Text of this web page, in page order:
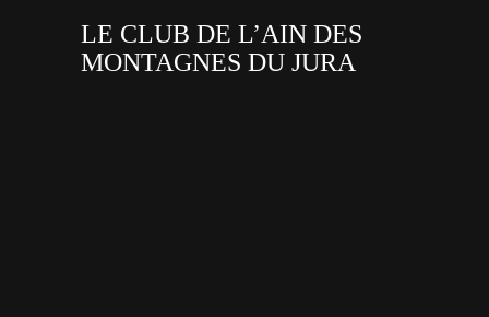
LE CLUB DE L’AIN DES
MONTAGNES DU JURA